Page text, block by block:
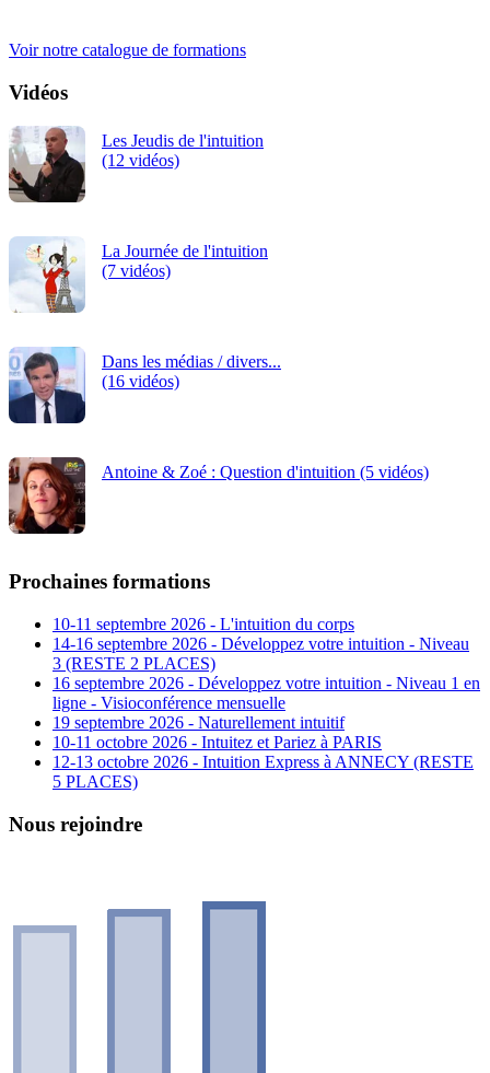
Voir notre catalogue de formations
Vidéos
Les Jeudis de l'intuition
(12 vidéos)
La Journée de l'intuition
(7 vidéos)
Dans les médias / divers...
(16 vidéos)
Antoine & Zoé : Question d'intuition (5 vidéos)
Prochaines formations
10-11 septembre 2026 - L'intuition du corps
14-16 septembre 2026 - Développez votre intuition - Niveau
3 (RESTE 2 PLACES)
16 septembre 2026 - Développez votre intuition - Niveau 1 en
ligne - Visioconférence mensuelle
19 septembre 2026 - Naturellement intuitif
10-11 octobre 2026 - Intuitez et Pariez à PARIS
12-13 octobre 2026 - Intuition Express à ANNECY (RESTE
5 PLACES)
Nous rejoindre